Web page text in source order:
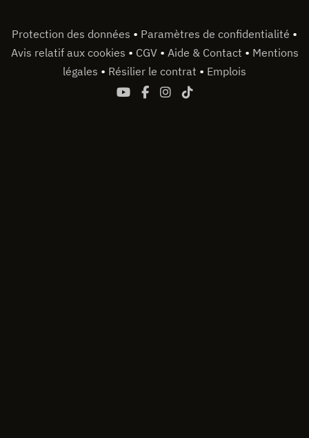
Protection des données • Paramètres de confidentialité •
Avis relatif aux cookies • CGV • Aide & Contact • Mentions
légales • Résilier le contrat • Emplois